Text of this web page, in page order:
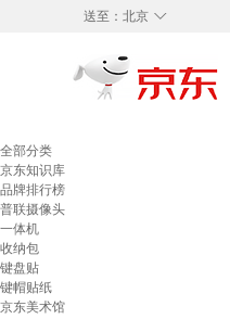
◇
送至： 北京
全部分类
京东知识库
品牌排行榜
普联摄像头
一体机
收纳包
键盘贴
键帽贴纸
京东美术馆